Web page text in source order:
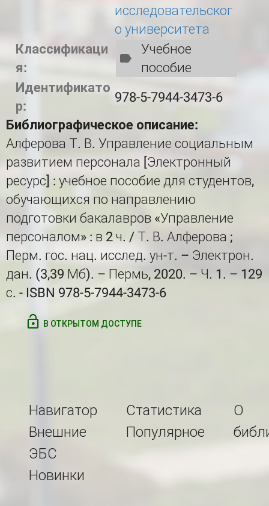
исследовательског
о университета
Классификаци
я:
Учебное
пособие
Идентификато
р:
978-5-7944-3473-6
Библиографическое описание:
Алферова Т. В. Управление социальным
развитием персонала [Электронный
ресурс] : учебное пособие для студентов,
обучающихся по направлению
подготовки бакалавров «Управление
персоналом» : в 2 ч. / Т. В. Алферова ;
Перм. гос. нац. исслед. ун-т. – Электрон.
дан. (3,39 Мб). – Пермь, 2020. – Ч. 1. – 129
с. - ISBN 978-5-7944-3473-6
В ОТКРЫТОМ ДОСТУПЕ
Навигатор
Внешние
ЭБС
Новинки
Статистика
Популярное
О